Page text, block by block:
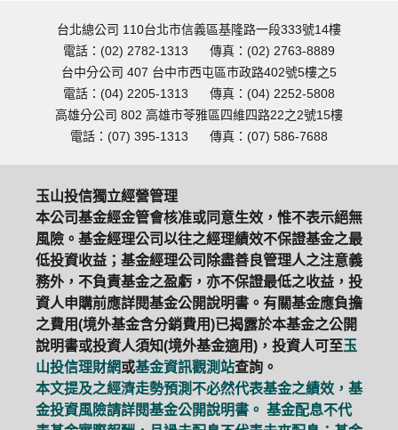
台北總公司 110台北市信義區基隆路一段333號14樓
電話：(02) 2782-1313
傳真：(02) 2763-8889
台中分公司 407 台中市西屯區市政路402號5樓之5
電話：(04) 2205-1313
傳真：(04) 2252-5808
高雄分公司 802 高雄市苓雅區四維四路22之2號15樓
電話：(07) 395-1313
傳真：(07) 586-7688
玉山投信獨立經營管理
本公司基金經金管會核准或同意生效，惟不表示絕無
風險。基金經理公司以往之經理績效不保證基金之最
低投資收益；基金經理公司除盡善良管理人之注意義
務外，不負責基金之盈虧，亦不保證最低之收益，投
資人申購前應詳閱基金公開說明書。有關基金應負擔
之費用(境外基金含分銷費用)已揭露於本基金之公開
說明書或投資人須知(境外基金適用)，投資人可至玉
山投信理財網或基金資訊觀測站查詢。
本文提及之經濟走勢預測不必然代表基金之績效，基
金投資風險請詳閱基金公開說明書。 基金配息不代